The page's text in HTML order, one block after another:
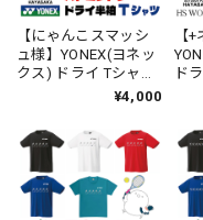
【にゃんこスマッシ
ュ様】YONEX(ヨネッ
クス) ドライ Tシャツ
バドミントン 【トラ
【16500】【送料無
料】
¥4,000
【
ド
ミ
【
お
無